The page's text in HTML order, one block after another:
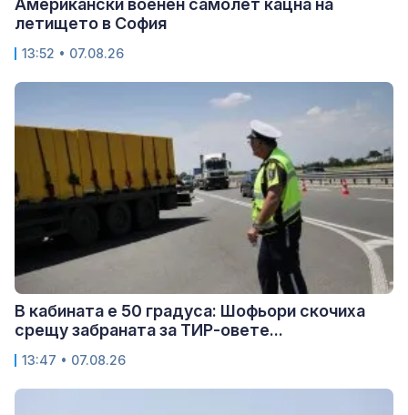
летището в София
13:52 • 07.08.26
В кабината е 50 градуса: Шофьори скочиха
срещу забраната за ТИР-овете...
13:47 • 07.08.26